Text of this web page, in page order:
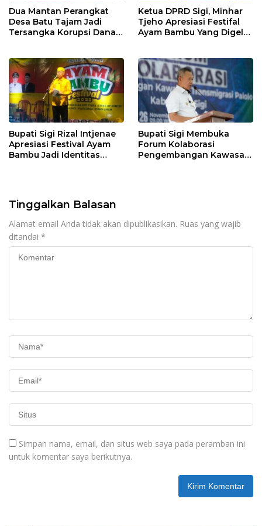
Dua Mantan Perangkat
Desa Batu Tajam Jadi
Tersangka Korupsi Dana
Ketua DPRD Sigi, Minhar
Tjeho Apresiasi Festifal
Ayam Bambu Yang Digelar
Bupati Sigi Rizal Intjenae
Apresiasi Festival Ayam
Bambu Jadi Identitas
Bupati Sigi Membuka
Forum Kolaborasi
Pengembangan Kawasan
Tinggalkan Balasan
Alamat email Anda tidak akan dipublikasikan. Ruas yang wajib
ditandai *
Simpan nama, email, dan situs web saya pada peramban ini
untuk komentar saya berikutnya.